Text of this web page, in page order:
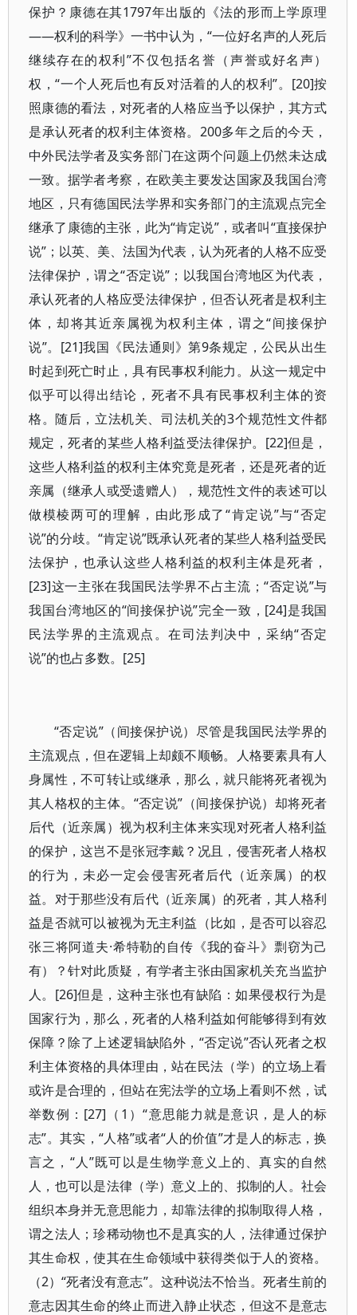
保护？康德在其1797年出版的《法的形而上学原理
——权利的科学》一书中认为，“一位好名声的人死后
继续存在的权利”不仅包括名誉（声誉或好名声）
权，“一个人死后也有反对活着的人的权利”。[20]按
照康德的看法，对死者的人格应当予以保护，其方式
是承认死者的权利主体资格。200多年之后的今天，
中外民法学者及实务部门在这两个问题上仍然未达成
一致。据学者考察，在欧美主要发达国家及我国台湾
地区，只有德国民法学界和实务部门的主流观点完全
继承了康德的主张，此为“肯定说”，或者叫“直接保护
说”；以英、美、法国为代表，认为死者的人格不应受
法律保护，谓之“否定说”；以我国台湾地区为代表，
承认死者的人格应受法律保护，但否认死者是权利主
体，却将其近亲属视为权利主体，谓之“间接保护
说”。[21]我国《民法通则》第9条规定，公民从出生
时起到死亡时止，具有民事权利能力。从这一规定中
似乎可以得出结论，死者不具有民事权利主体的资
格。随后，立法机关、司法机关的3个规范性文件都
规定，死者的某些人格利益受法律保护。[22]但是，
这些人格利益的权利主体究竟是死者，还是死者的近
亲属（继承人或受遗赠人），规范性文件的表述可以
做模棱两可的理解，由此形成了“肯定说”与“否定
说”的分歧。“肯定说”既承认死者的某些人格利益受民
法保护，也承认这些人格利益的权利主体是死者，
[23]这一主张在我国民法学界不占主流；“否定说”与
我国台湾地区的“间接保护说”完全一致，[24]是我国
民法学界的主流观点。在司法判决中，采纳“否定
说”的也占多数。[25]
“否定说”（间接保护说）尽管是我国民法学界的
主流观点，但在逻辑上却颇不顺畅。人格要素具有人
身属性，不可转让或继承，那么，就只能将死者视为
其人格权的主体。“否定说”（间接保护说）却将死者
后代（近亲属）视为权利主体来实现对死者人格利益
的保护，这岂不是张冠李戴？况且，侵害死者人格权
的行为，未必一定会侵害死者后代（近亲属）的权
益。对于那些没有后代（近亲属）的死者，其人格利
益是否就可以被视为无主利益（比如，是否可以容忍
张三将阿道夫·希特勒的自传《我的奋斗》剽窃为己
有）？针对此质疑，有学者主张由国家机关充当监护
人。[26]但是，这种主张也有缺陷：如果侵权行为是
国家行为，那么，死者的人格利益如何能够得到有效
保障？除了上述逻辑缺陷外，“否定说”否认死者之权
利主体资格的具体理由，站在民法（学）的立场上看
或许是合理的，但站在宪法学的立场上看则不然，试
举数例：[27]（1）“意思能力就是意识，是人的标
志”。其实，“人格”或者“人的价值”才是人的标志，换
言之，“人”既可以是生物学意义上的、真实的自然
人，也可以是法律（学）意义上的、拟制的人。社会
组织本身并无意思能力，却靠法律的拟制取得人格，
谓之法人；珍稀动物也不是真实的人，法律通过保护
其生命权，使其在生命领域中获得类似于人的资格。
（2）“死者没有意志”。这种说法不恰当。死者生前的
意志因其生命的终止而进入静止状态，但这不是意志